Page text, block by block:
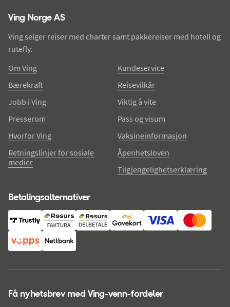
Ving Norge AS
Ving selger reiser med charter samt pakkereiser med hotell og
rutefly.
Om Ving
Bærekraft
Jobb i Ving
Presserom
Hvorfor Ving
Retningslinjer for sosiale
medier
Kundeservice
Reisevilkår
Viktig å vite
Pass og visum
Vaksineinformasjon
Åpenhetsloven
Tilgjengelighetserklæring
Betalingsalternativer
Få nyhetsbrev med Ving-venn-fordeler